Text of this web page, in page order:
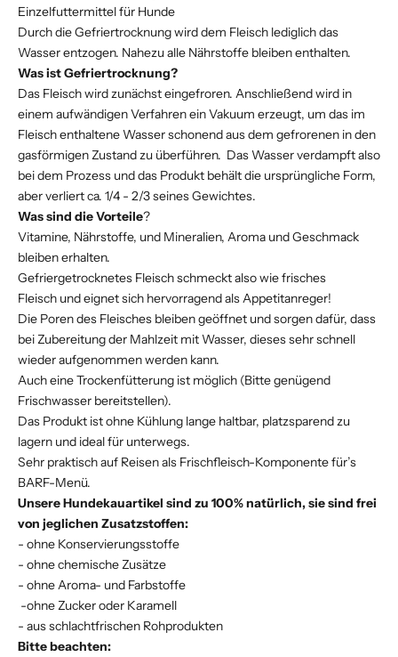
Einzelfuttermittel für Hunde
Durch die Gefriertrocknung wird dem Fleisch lediglich das
Wasser entzogen. Nahezu alle Nährstoffe bleiben enthalten.
Was ist Gefriertrocknung?
Das Fleisch wird zunächst eingefroren. Anschließend wird in
einem aufwändigen Verfahren ein Vakuum erzeugt, um das im
Fleisch enthaltene Wasser schonend aus dem gefrorenen in den
gasförmigen Zustand zu überführen. Das Wasser verdampft also
bei dem Prozess und das Produkt behält die ursprüngliche Form,
aber verliert ca. 1/4 - 2/3 seines Gewichtes.
Was sind die Vorteile?
Vitamine, Nährstoffe, und Mineralien, Aroma und Geschmack
bleiben erhalten.
Gefriergetrocknetes Fleisch schmeckt also wie frisches
Fleisch und eignet sich hervorragend als Appetitanreger!
Die Poren des Fleisches bleiben geöffnet und sorgen dafür, dass
bei Zubereitung der Mahlzeit mit Wasser, dieses sehr schnell
wieder aufgenommen werden kann.
Auch eine Trockenfütterung ist möglich (Bitte genügend
Frischwasser bereitstellen).
Das Produkt ist ohne Kühlung lange haltbar, platzsparend zu
lagern und ideal für unterwegs.
Sehr praktisch auf Reisen als Frischfleisch-Komponente für’s
BARF-Menü.
Unsere Hundekauartikel sind zu 100% natürlich, sie sind frei
von jeglichen Zusatzstoffen:
- ohne Konservierungsstoffe
- ohne chemische Zusätze
- ohne Aroma- und Farbstoffe
-ohne Zucker oder Karamell
- aus schlachtfrischen Rohprodukten
Bitte beachten: